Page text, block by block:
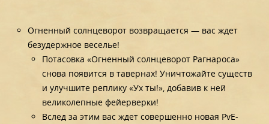
Огненный солнцеворот возвращается — вас ждет
безудержное веселье!
Потасовка «Огненный солнцеворот Рагнароса»
снова появится в тавернах! Уничтожайте существ
и улучшите реплику «Ух ты!», добавив к ней
великолепные фейерверки!
Вслед за этим вас ждет совершенно новая PvE-